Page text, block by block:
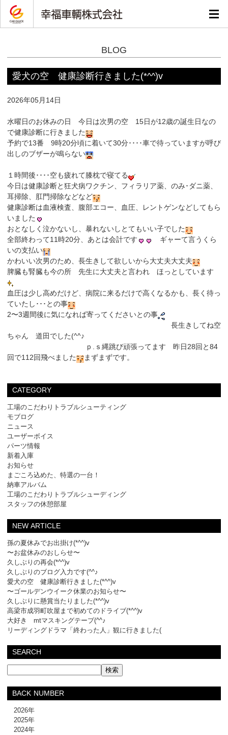
BLOG
愛犬の空 健康診断行きました(*^^)v
2026年05月14日
水曜日のお休みの日 今日は次男の空 15日が12歳の誕生日なの
で健康診断に行きました
予約で13番 9時20分頃に着いて30分････車で待っていますが呼び
出しのブザーが鳴らない
１時間後････空も疲れて膝枕で寝てる
今日は健康診断と狂犬病ワクチン、フィラリア薬、のみ･ダニ薬、
耳掃除、肛門掃除などなど
健康診断は血液検査、腹部エコー、血圧、レントゲンなどしてもら
いました
おとなしく泣かないし、暴れないしとてもいい子でした
全部終わって11時20分、あとは会計です
ギャーて言うくら
いの支払い
かわいい次男のため、長生きして欲しいから大丈夫大丈夫
脾臓も腎臓も今の所 先生に大丈夫と言われ ほっとしています
血圧は少し高めだけど、病院に来るだけで高くなるかも、長く待っ
ていたし･･･との事
2〜3週間後に気になれば寄ってくださいとの事
長生きしてね空
ちゃん 道田でした(^^♪
ｐ.ｓ縄跳び頑張ってます 昨日28回と84
回で112回飛べました
まずまずです。
CATEGORY
工場のこだわりトラブルシューティング
モブログ
ニュース
ユーザーボイス
パーツ情報
新着入庫
お知らせ
まごころ込めた、特選の一台！
納車アルバム
工場のこだわりトラブルシューディング
スタッフの休憩部屋
NEW ARTICLE
孫の夏休みでお出掛け(*^^)v
〜お盆休みのおしらせ〜
久しぶりの再会(*^^)v
久しぶりのブログ入力です(^^♪
愛犬の空 健康診断行きました(*^^)v
〜ゴールデンウイーク休業のお知らせ〜
久しぶりに懸賞当たりました(*^^)v
高梁市成羽町吹屋まで初めてのドライブ(*^^)v
大好き mtマスキングテープ(^^♪
リーディングドラマ「終わった人」観に行きました(
SEARCH
BACK NUMBER
2026年
2025年
2024年